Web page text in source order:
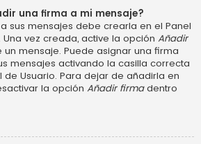
una firma a mi mensaje?
sus mensajes debe crearla en el Panel
vez creada, active la opción Añadir
mensaje. Puede asignar una firma
mensajes activando la casilla correcta
de Usuario. Para dejar de añadirla en
la opción Añadir firmadentro